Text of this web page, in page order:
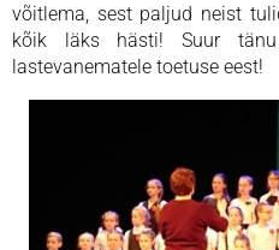
võitlema, sest paljud neist
kõik läks hästi! Suur
lastevanematele toetuse eest!